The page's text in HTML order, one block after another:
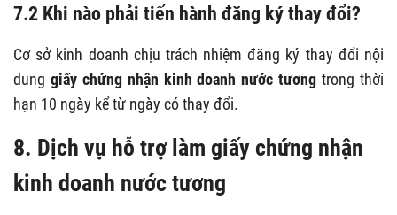
7.2 Khi nào phải tiến hành đăng ký thay đổi?
Cơ sở kinh doanh chịu trách nhiệm đăng ký thay đổi nội
dung giấy chứng nhận kinh doanh nước tương trong thời
hạn 10 ngày kể từ ngày có thay đổi.
8. Dịch vụ hỗ trợ làm giấy chứng nhận
kinh doanh nước tương